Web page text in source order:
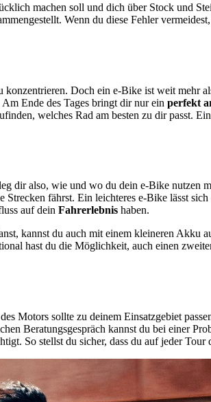
machen soll und dich über Stock und
Wenn du diese Fehler
Doch ein e-Bike ist weit mehr
Ende des Tages bringt dir nur ein perfekt
welches Rad am besten zu dir passt. Ein
dir also, wie und wo du dein e-Bike nutzen
fährst. Ein leichteres e-Bike lässt
auf dein Fahrerlebnis haben.
kannst du auch mit einem kleineren Akku
hast du die Möglichkeit, auch einen
Motors sollte zu deinem Einsatzgebiet
Beratungsgespräch kannst du bei einer
So stellst du sicher, dass du auf jeder Tour